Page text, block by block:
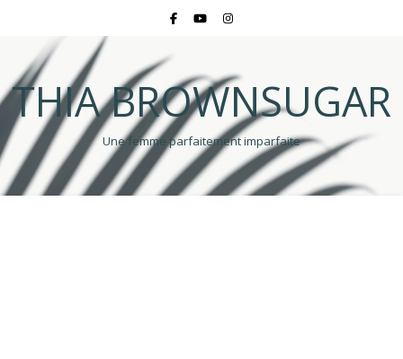
THIA BROWNSUGAR
Une femme parfaitement imparfaite